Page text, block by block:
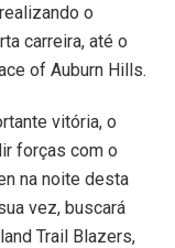
o
carreira, até o
of Auburn Hills.
vitória, o
forças com o
na noite desta
vez, buscará
Trail Blazers,